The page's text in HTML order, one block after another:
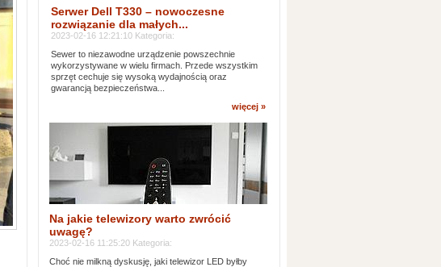
Serwer Dell T330 – nowoczesne
rozwiązanie dla małych...
2023-02-16 12:21:10 Kategoria:
Sewer to niezawodne urządzenie powszechnie
wykorzystywane w wielu firmach. Przede wszystkim
sprzęt cechuje się wysoką wydajnością oraz
gwarancją bezpieczeństwa...
więcej »
Na jakie telewizory warto zwrócić
uwagę?
2023-02-16 11:25:20 Kategoria:
Choć nie milkną dyskusję, jaki telewizor LED byłby